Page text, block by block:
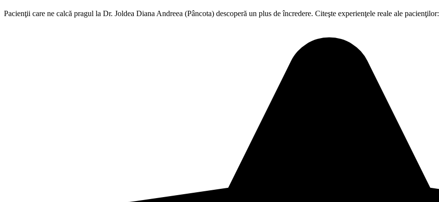
Pacienţii care ne calcă pragul la Dr. Joldea Diana Andreea (Pâncota) descoperă un plus de încredere. Citeşte experienţele reale ale pacienţilor: